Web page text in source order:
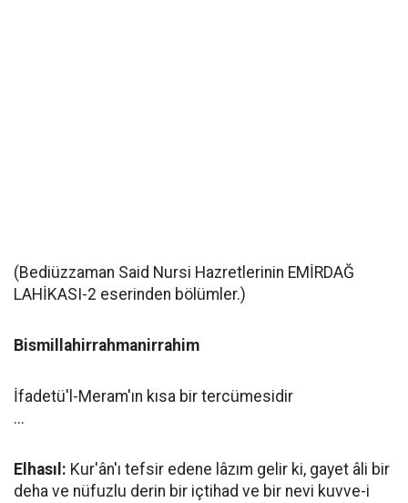
(Bediüzzaman Said Nursi Hazretlerinin EMİRDAĞ
LAHİKASI-2 eserinden bölümler.)
Bismillahirrahmanirrahim
İfadetü'l-Meram'ın kısa bir tercümesidir
...
Elhasıl: Kur'ân'ı tefsir edene lâzım gelir ki, gayet âli bir
deha ve nüfuzlu derin bir içtihad ve bir nevi kuvve-i